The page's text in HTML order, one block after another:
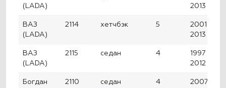
(LADA)
2013
ВАЗ
(LADA)
2114 хетчбэк 5
2001 —
2013
ВАЗ
(LADA)
2115 седан 4
1997 —
2012
Богдан 2110 седан 4
2007 —